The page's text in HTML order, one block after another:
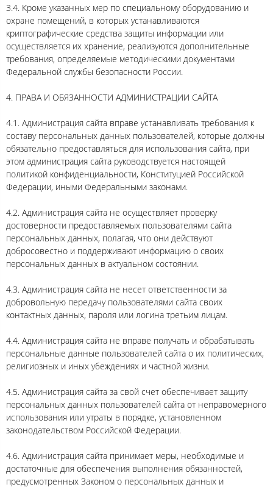
3.4. Кроме указанных мер по специальному оборудованию и
охране помещений, в которых устанавливаются
криптографические средства защиты информации или
осуществляется их хранение, реализуются дополнительные
требования, определяемые методическими документами
Федеральной службы безопасности России.
4. ПРАВА И ОБЯЗАННОСТИ АДМИНИСТРАЦИИ САЙТА
4.1. Администрация сайта вправе устанавливать требования к
составу персональных данных пользователей, которые должны
обязательно предоставляться для использования сайта, при
этом администрация сайта руководствуется настоящей
политикой конфиденциальности, Конституцией Российской
Федерации, иными Федеральными законами.
4.2. Администрация сайта не осуществляет проверку
достоверности предоставляемых пользователями сайта
персональных данных, полагая, что они действуют
добросовестно и поддерживают информацию о своих
персональных данных в актуальном состоянии.
4.3. Администрация сайта не несет ответственности за
добровольную передачу пользователями сайта своих
контактных данных, пароля или логина третьим лицам.
4.4. Администрация сайта не вправе получать и обрабатывать
персональные данные пользователей сайта о их политических,
религиозных и иных убеждениях и частной жизни.
4.5. Администрация сайта за свой счет обеспечивает защиту
персональных данных пользователей сайта от неправомерного
использования или утраты в порядке, установленном
законодательством Российской Федерации.
4.6. Администрация сайта принимает меры, необходимые и
достаточные для обеспечения выполнения обязанностей,
предусмотренных Законом о персональных данных и